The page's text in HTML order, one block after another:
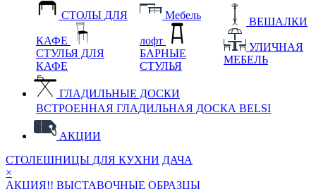
СТОЛЫ ДЛЯ
КАФЕ
СТУЛЬЯ ДЛЯ
КАФЕ
Мебель
лофт
БАРНЫЕ
СТУЛЬЯ
ВЕШАЛКИ
УЛИЧНАЯ
МЕБЕЛЬ
ГЛАДИЛЬНЫЕ ДОСКИ
ВСТРОЕННАЯ ГЛАДИЛЬНАЯ ДОСКА BELSI
АКЦИИ
СТОЛЕШНИЦЫ ДЛЯ КУХНИ ДАЧА
×
АКЦИЯ!! ВЫСТАВОЧНЫЕ ОБРАЗЦЫ